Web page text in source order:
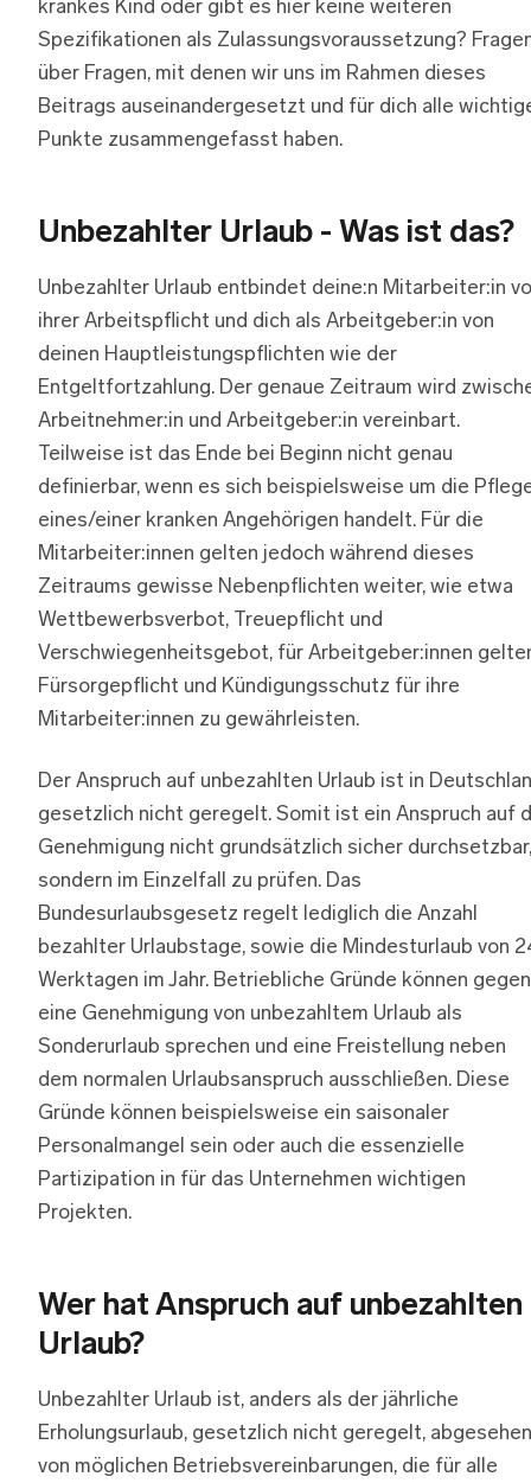
krankes Kind oder gibt es hier keine weiteren
Spezifikationen als Zulassungsvoraussetzung?
über Fragen, mit denen wir uns im Rahmen dieses
Beitrags auseinandergesetzt und für dich alle
Punkte zusammengefasst haben.
Unbezahlter Urlaub - Was ist das?
Unbezahlter Urlaub entbindet deine:n Mitarbeiter:in
ihrer Arbeitspflicht und dich als Arbeitgeber:in von
deinen Hauptleistungspflichten wie der
Entgeltfortzahlung. Der genaue Zeitraum wird
Arbeitnehmer:in und Arbeitgeber:in vereinbart.
Teilweise ist das Ende bei Beginn nicht genau
definierbar, wenn es sich beispielsweise um die
eines/einer kranken Angehörigen handelt. Für die
Mitarbeiter:innen gelten jedoch während dieses
Zeitraums gewisse Nebenpflichten weiter, wie etwa
Wettbewerbsverbot, Treuepflicht und
Verschwiegenheitsgebot, für Arbeitgeber:innen
Fürsorgepflicht und Kündigungsschutz für ihre
Mitarbeiter:innen zu gewährleisten.
Der Anspruch auf unbezahlten Urlaub ist in
gesetzlich nicht geregelt. Somit ist ein Anspruch auf
Genehmigung nicht grundsätzlich sicher durchsetzbar,
sondern im Einzelfall zu prüfen. Das
Bundesurlaubsgesetz regelt lediglich die Anzahl
bezahlter Urlaubstage, sowie die Mindesturlaub von
Werktagen im Jahr. Betriebliche Gründe können gegen
eine Genehmigung von unbezahltem Urlaub als
Sonderurlaub sprechen und eine Freistellung neben
dem normalen Urlaubsanspruch ausschließen. Diese
Gründe können beispielsweise ein saisonaler
Personalmangel sein oder auch die essenzielle
Partizipation in für das Unternehmen wichtigen
Projekten.
Wer hat Anspruch auf unbezahlten
Urlaub?
Unbezahlter Urlaub ist, anders als der jährliche
Erholungsurlaub, gesetzlich nicht geregelt, abgesehen
von möglichen Betriebsvereinbarungen, die für alle